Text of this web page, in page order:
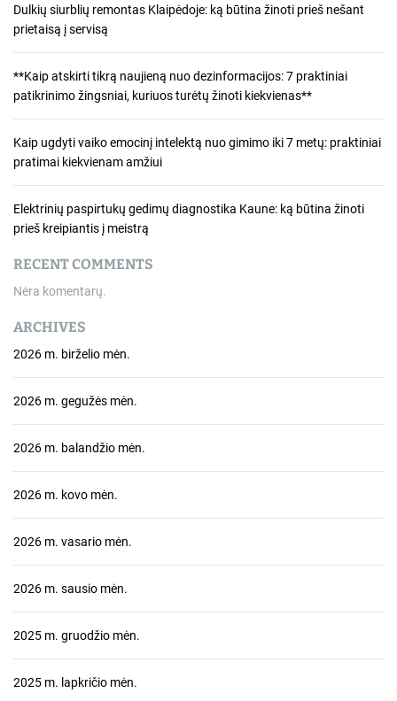
Dulkių siurblių remontas Klaipėdoje: ką būtina žinoti prieš nešant
prietaisą į servisą
**Kaip atskirti tikrą naujieną nuo dezinformacijos: 7 praktiniai
patikrinimo žingsniai, kuriuos turėtų žinoti kiekvienas**
Kaip ugdyti vaiko emocinį intelektą nuo gimimo iki 7 metų: praktiniai
pratimai kiekvienam amžiui
Elektrinių paspirtukų gedimų diagnostika Kaune: ką būtina žinoti
prieš kreipiantis į meistrą
RECENT COMMENTS
Nėra komentarų.
ARCHIVES
2026 m. birželio mėn.
2026 m. gegužės mėn.
2026 m. balandžio mėn.
2026 m. kovo mėn.
2026 m. vasario mėn.
2026 m. sausio mėn.
2025 m. gruodžio mėn.
2025 m. lapkričio mėn.